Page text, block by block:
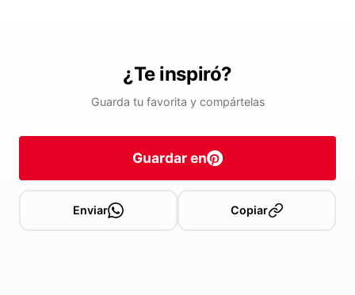
¿Te inspiró?
Guarda tu favorita y compártelas
Guardar en
Enviar Copiar